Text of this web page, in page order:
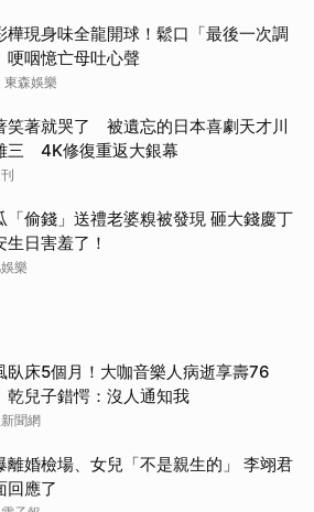
樺現身味全龍開球！鬆口「最後一次調
哽咽憶亡母吐心聲
東森娛樂
笑著就哭了 被遺忘的日本喜劇天才川
三 4K修復重返大銀幕
「偷錢」送禮老婆糗被發現 砸大錢慶丁
生日害羞了！
樂
臥床5個月！大咖音樂人病逝享壽76
兒子錯愕：沒人通知我
聞網
離婚檢場、女兒「不是親生的」 李翊君
回應了